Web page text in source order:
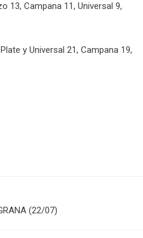
13, Campana 11, Universal 9,
y Universal 21, Campana 19,
(22/07)